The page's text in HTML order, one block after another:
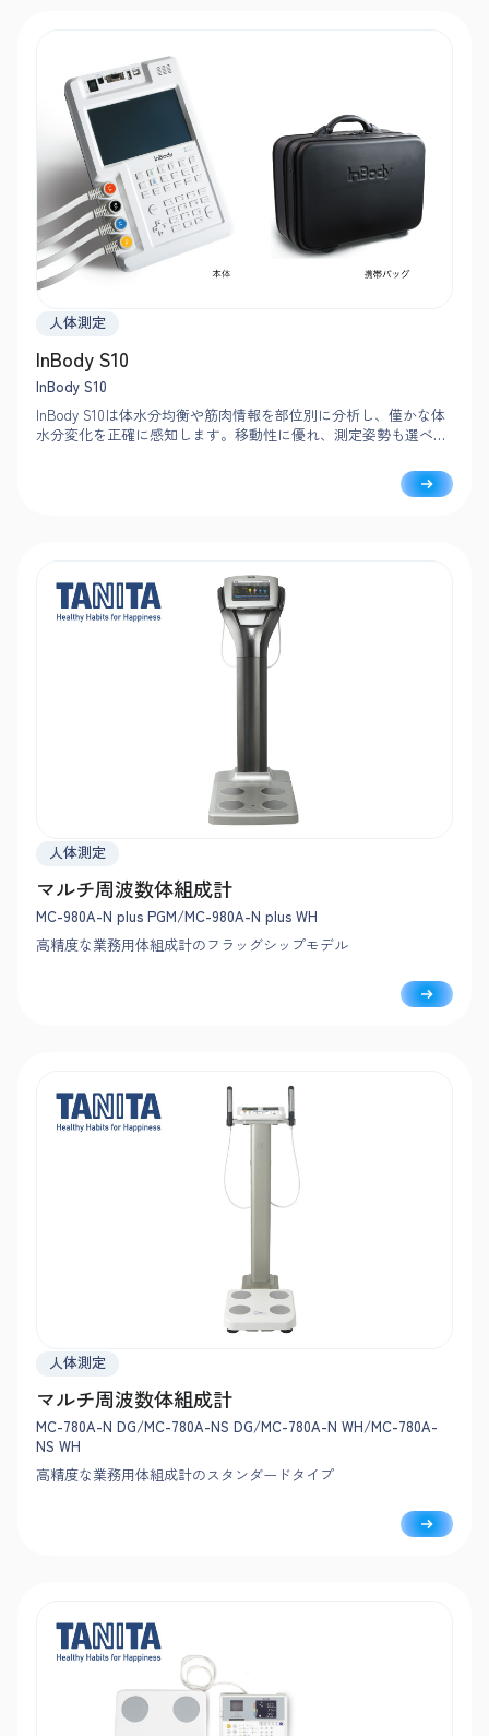
人体測定
InBody S10
InBody S10
InBody S10は体水分均衡や筋肉情報を部位別に分析し、僅かな体
水分変化を正確に感知します。移動性に優れ、測定姿勢も選べる
人体測定
マルチ周波数体組成計
MC-980A-N plus PGM/MC-980A-N plus WH
高精度な業務用体組成計のフラッグシップモデル
人体測定
マルチ周波数体組成計
MC-780A-N DG/MC-780A-NS DG/MC-780A-N WH/MC-780A-
NS WH
高精度な業務用体組成計のスタンダードタイプ